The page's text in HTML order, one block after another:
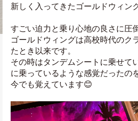
新しく入ってきたゴールドウィン
すごい迫力と乗り心地の良さに圧
ゴールドウィングは高校時代のク
たとき以来です。
その時はタンデムシートに乗せて
に乗っているような感覚だったの
今でも覚えています😊